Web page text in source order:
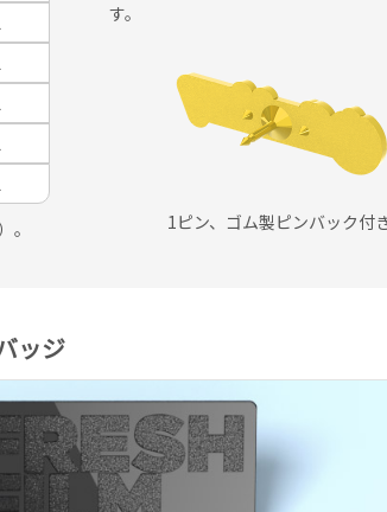
。
す。
1ピン、ゴム製ピンバック付
ッジ